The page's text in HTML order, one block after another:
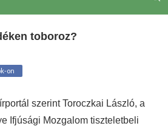
toboroz?
on
szerint Toroczkai László, a
Ifjúsági Mozgalom tiszteletbeli